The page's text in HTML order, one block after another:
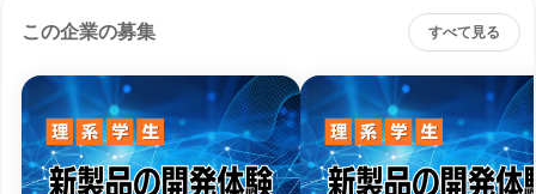
この企業の募集 すべて見る